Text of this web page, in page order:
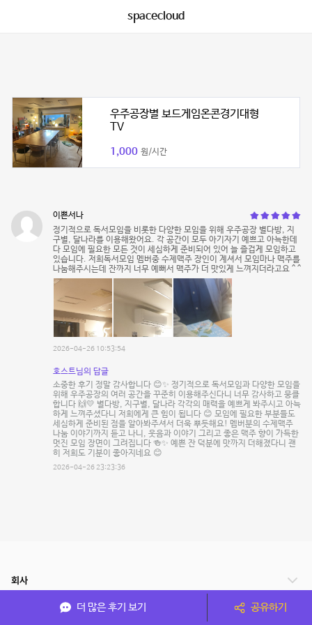
spacecloud
우주공장별 보드게임온콘경기대형
TV
1,000 원/시간
이쁜서나
정기적으로 독서모임을 비롯한 다양한 모임을 위해 우주공장 별다방, 지
구별, 달나라를 이용해왔어요. 각 공간이 모두 아기자기 예쁘고 아늑한데
다 모임에 필요한 모든 것이 세심하게 준비되어 있어 늘 즐겁게 모임하고
있습니다. 저희독서모임 멤버중 수제맥주 장인이 계셔서 모임마나 맥주를
나눔해주시는데 잔까지 너무 예뻐서 맥주가 더 맛있게 느껴지더라고요 ^ ^
2026-04-26 10:53:54
호스트님의 답글
소중한 후기 정말 감사합니다 😊✨ 정기적으로 독서모임과 다양한 모임을
위해 우주공장의 여러 공간을 꾸준히 이용해주신다니 너무 감사하고 뭉클
합니다 🙌💛 별다방, 지구별, 달나라 각각의 매력을 예쁘게 봐주시고 아늑
하게 느껴주셨다니 저희에게 큰 힘이 됩니다 😊 모임에 필요한 부분들도
세심하게 준비된 점을 알아봐주셔서 더욱 뿌듯해요! 멤버분의 수제맥주
나눔 이야기까지 듣고 나니, 웃음과 이야기 그리고 좋은 맥주 향이 가득한
멋진 모임 장면이 그려집니다 🍻✨ 예쁜 잔 덕분에 맛까지 더해졌다니 괜
히 저희도 기분이 좋아지네요 😊
2026-04-26 23:23:36
더 많은 후기 보기 공유하기
회사